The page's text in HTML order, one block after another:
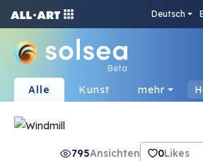
Deutsch
Beta
Alle Kunst mehr
795Ansichten 0Likes